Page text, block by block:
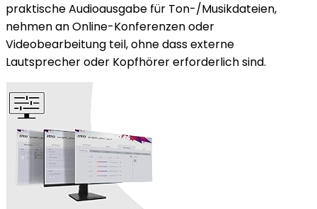
praktische Audioausgabe für Ton-/Musikdateien,
nehmen an Online-Konferenzen oder
Videobearbeitung teil, ohne dass externe
Lautsprecher oder Kopfhörer erforderlich sind.